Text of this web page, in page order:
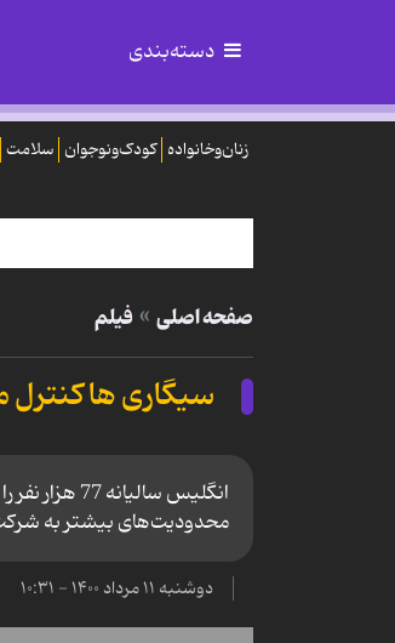
دسته‌بندی
زنان‌وخانواده کودک‌ونوجوان سلامت
صفحه اصلی فیلم
سیگاری ها
محدودیت‌های بیشتر به
دوشنبه ۱۱ مرداد ۱۴۰۰ - ۱۰:۳۱